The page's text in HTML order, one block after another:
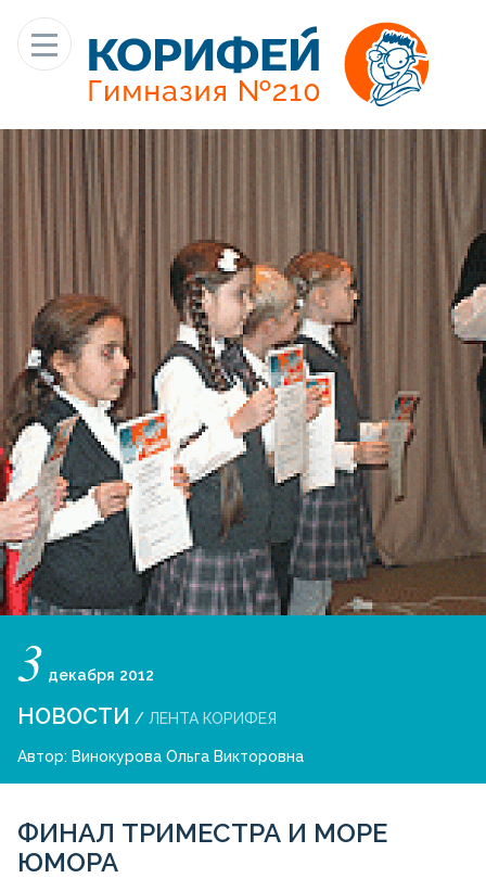
3 декабря 2012
НОВОСТИ / ЛЕНТА КОРИФЕЯ
Автор: Винокурова Ольга Викторовна
ФИНАЛ ТРИМЕСТРА И МОРЕ
ЮМОРА